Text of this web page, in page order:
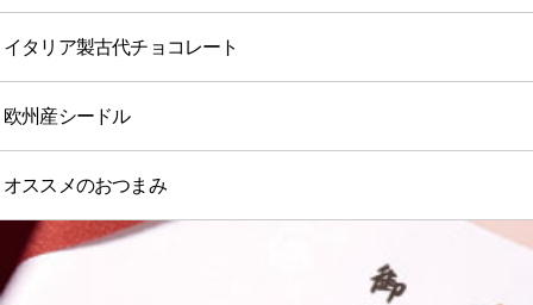
イタリア製古代チョコレート
欧州産シードル
オススメのおつまみ